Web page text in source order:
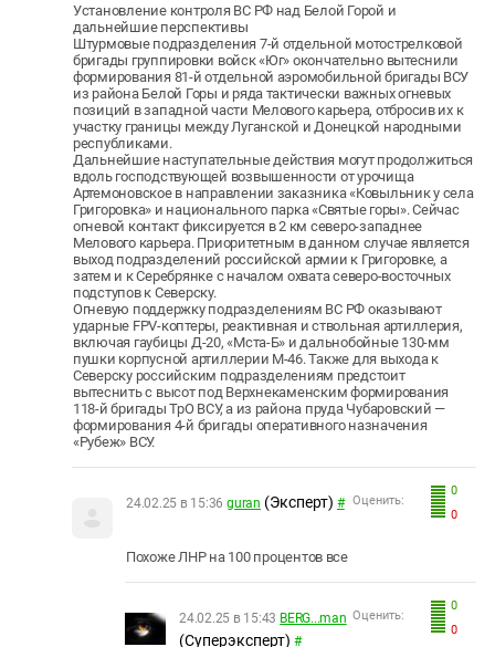
Установление контроля ВС РФ над Белой Горой и
дальнейшие перспективы
Штурмовые подразделения 7-й отдельной мотострелковой
бригады группировки войск «Юг» окончательно вытеснили
формирования 81-й отдельной аэромобильной бригады ВСУ
из района Белой Горы и ряда тактически важных огневых
позиций в западной части Мелового карьера, отбросив их к
участку границы между Луганской и Донецкой народными
республиками.
Дальнейшие наступательные действия могут продолжиться
вдоль господствующей возвышенности от урочища
Артемоновское в направлении заказника «Ковыльник у села
Григоровка» и национального парка «Святые горы». Сейчас
огневой контакт фиксируется в 2 км северо-западнее
Мелового карьера. Приоритетным в данном случае является
выход подразделений российской армии к Григоровке, а
затем и к Серебрянке с началом охвата северо-восточных
подступов к Северску.
Огневую поддержку подразделениям ВС РФ оказывают
ударные FPV-коптеры, реактивная и ствольная артиллерия,
включая гаубицы Д-20, «Мста-Б» и дальнобойные 130-мм
пушки корпусной артиллерии M-46. Также для выхода к
Северску российским подразделениям предстоит
вытеснить с высот под Верхнекаменским формирования
118-й бригады ТрО ВСУ, а из района пруда Чубаровский —
формирования 4-й бригады оперативного назначения
«Рубеж» ВСУ.
0
0
Оценить:
24.02.25 в 15:36 guran (Эксперт) #
Похоже ЛНР на 100 процентов все
0
0
Оценить:
24.02.25 в 15:43 BERG...man
(Суперэксперт) #